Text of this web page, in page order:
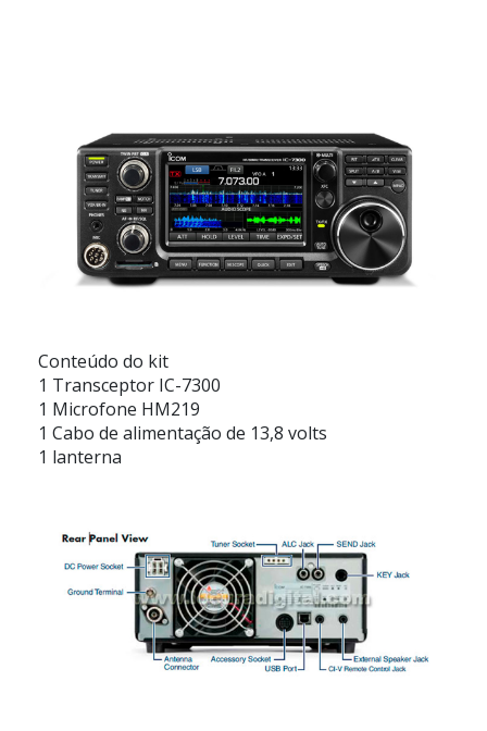
Conteúdo do kit
1 Transceptor IC-7300
1 Microfone HM219
1 Cabo de alimentação de 13,8 volts
1 lanterna